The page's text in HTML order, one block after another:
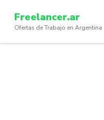
content
(Press
Freelancer.ar
Ofertas de Trabajo en Argentina